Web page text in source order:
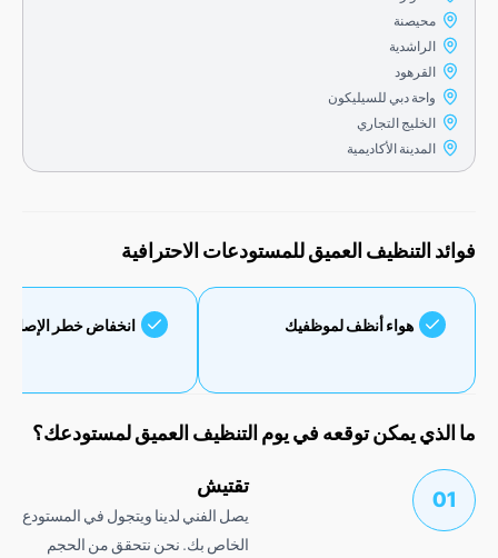
محيصنة
الراشدية
واحة دبي للسيليكون
الخليج التجاري
المدينة الأكاديمية
التنظيف العميق للمستودعات الاحترافية
هواء أنظف لموظفيك انخفاض خطر الإصابة بالآفات
يمكن توقعه في يوم التنظيف العميق لمستودعك؟
يصل الفني لدينا ويتجول في المستودع
الخاص بك. نحن نتحقق من الحجم